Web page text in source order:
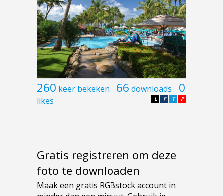
260 keer bekeken 66 downloads 0
likes P
T
F
L
Gratis registreren om deze
foto te downloaden